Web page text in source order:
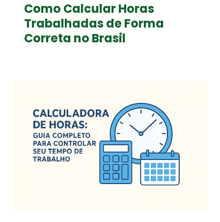
Como Calcular Horas
Trabalhadas de Forma
Correta no Brasil